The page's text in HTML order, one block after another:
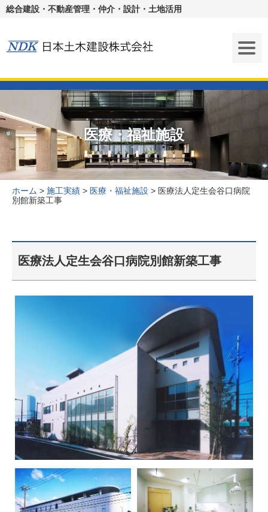
総合建設・不動産管理・仲介・設計・土地活用
医療・福祉施設
ホーム > 施工実績 > 医療・福祉施設 > 医療法人定生会谷口病院
別館新築工事
医療法人定生会谷口病院別館新築工事